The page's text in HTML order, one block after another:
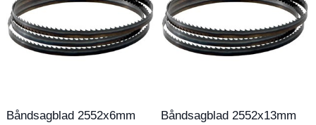
Båndsagblad 2552x6mm
Båndsagblad 2552x13mm